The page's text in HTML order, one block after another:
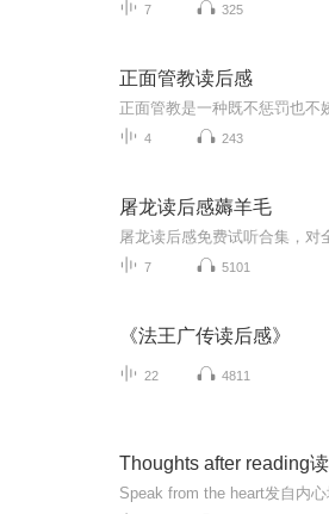
7 325
正面管教读后感
4 243
屠龙读后感薅羊毛
7 5101
《法王广传读后感》
22 4811
Thoughts after reading
Speak from the heart发自内